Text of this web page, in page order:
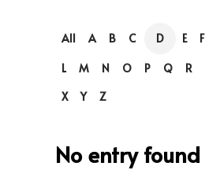
All A B C D E F
L
M N O P Q R
X
Y Z
No entry found